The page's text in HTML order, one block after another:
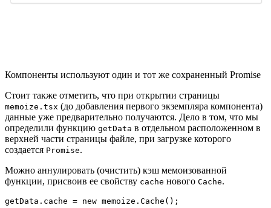
Компоненты используют один и тот же сохраненный Promise
Стоит также отметить, что при открытии страницы
memoize.tsx (до добавления первого экземпляра компонента)
данные уже предварительно получаются. Дело в том, что мы
определили функцию getData в отдельном расположенном в
верхней части страницы файле, при загрузке которого
создается Promise.
Можно аннулировать (очистить) кэш мемоизованной
функции, присвоив ее свойству cache нового Cache.
getData.cache = new memoize.Cache();